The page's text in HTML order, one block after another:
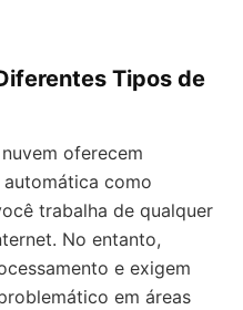
Tipos de
oferecem
como
trabalha de qualquer
No entanto,
e exigem
em áreas